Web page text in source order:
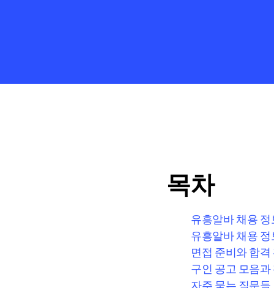
목차
유흥알바 채용
유흥알바 채용
면접 준비와 합
구인 공고 모음
자주 묻는 질문들